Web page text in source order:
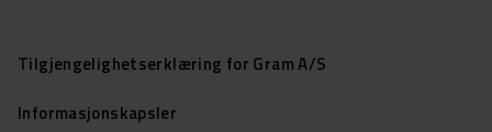
Tilgjengelighetserklæring for Gram A/S
Informasjonskapsler